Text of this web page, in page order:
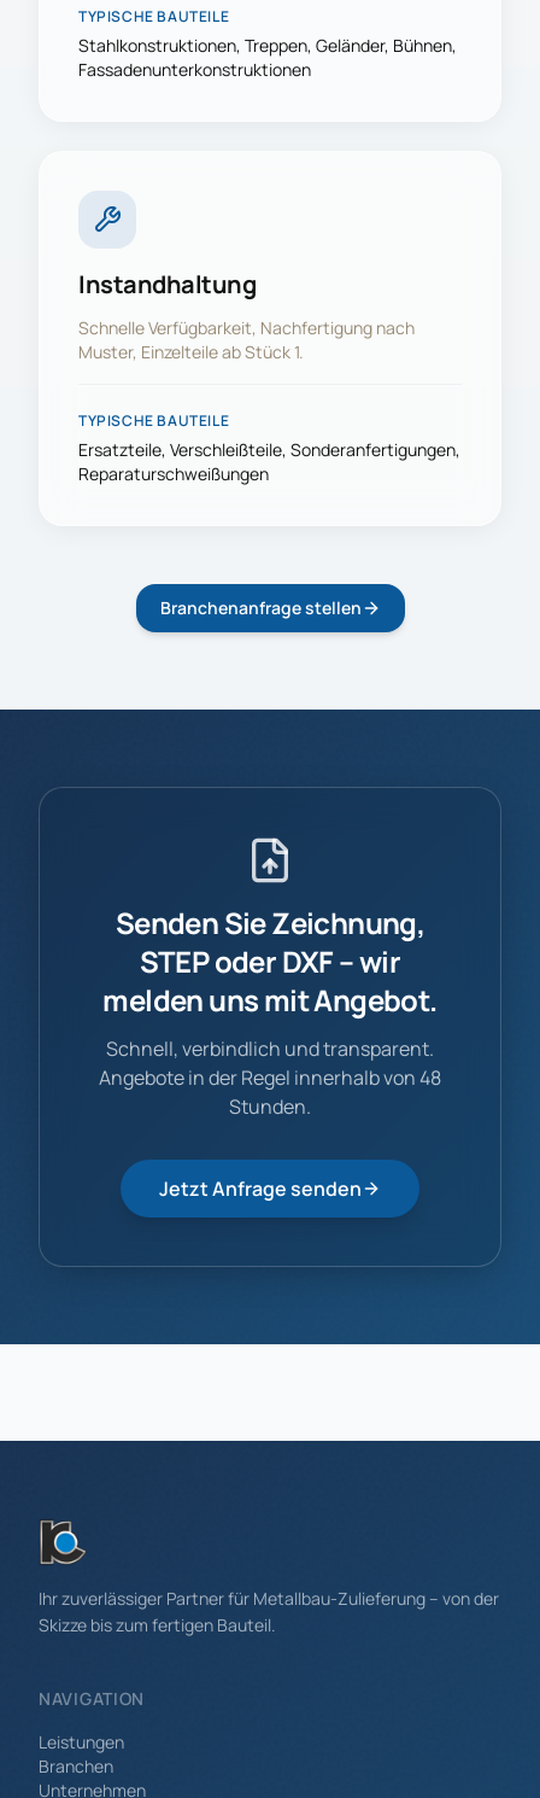
TYPISCHE BAUTEILE
Stahlkonstruktionen, Treppen, Geländer, Bühnen,
Fassadenunterkonstruktionen
Instandhaltung
Schnelle Verfügbarkeit, Nachfertigung nach
Muster, Einzelteile ab Stück 1.
TYPISCHE BAUTEILE
Ersatzteile, Verschleißteile, Sonderanfertigungen,
Reparaturschweißungen
Branchenanfrage stellen
Senden Sie Zeichnung,
STEP oder DXF – wir
melden uns mit Angebot.
Schnell, verbindlich und transparent.
Angebote in der Regel innerhalb von 48
Stunden.
Jetzt Anfrage senden
Ihr zuverlässiger Partner für Metallbau-Zulieferung – von der
Skizze bis zum fertigen Bauteil.
NAVIGATION
Leistungen
Branchen
Unternehmen